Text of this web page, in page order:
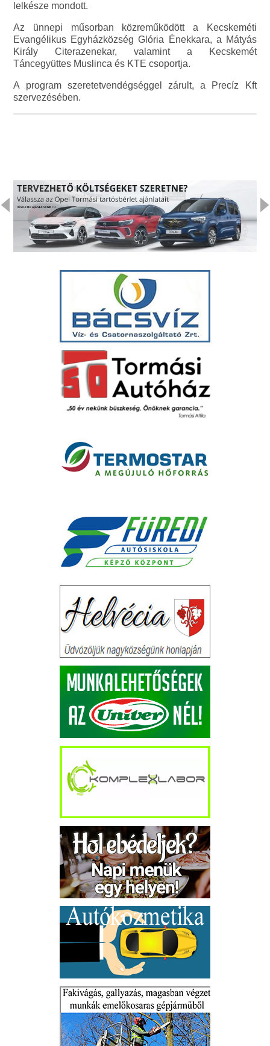
lelkésze mondott.
Az ünnepi műsorban közreműködött a Kecskeméti
Evangélikus Egyházközség Glória Énekkara, a Mátyás
Király Citerazenekar, valamint a Kecskemét
Táncegyüttes Muslinca és KTE csoportja.
A program szeretetvendégséggel zárult, a Precíz Kft
szervezésében.